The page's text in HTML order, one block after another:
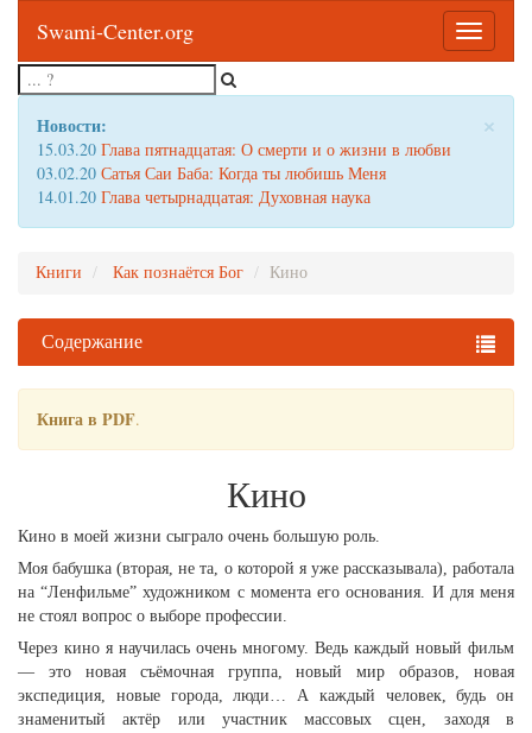
Toggle
Swami-Center.org
×
Новости:
15.03.20 Глава пятнадцатая: О смерти и о жизни в любви
03.02.20 Сатья Саи Баба: Когда ты любишь Меня
14.01.20 Глава четырнадцатая: Духовная наука
Книги Как познаётся Бог Кино
Содержание
Книга в PDF.
Кино
Кино в моей жизни сыграло очень большую роль.
Моя бабушка (вторая, не та, о которой я уже рассказывала), работала
на “Ленфильме” художником с момента его основания. И для меня
не стоял вопрос о выборе профессии.
Через кино я научилась очень многому. Ведь каждый новый фильм
— это новая съёмочная группа, новый мир образов, новая
экспедиция, новые города, люди… А каждый человек, будь он
знаменитый актёр или участник массовых сцен, заходя в